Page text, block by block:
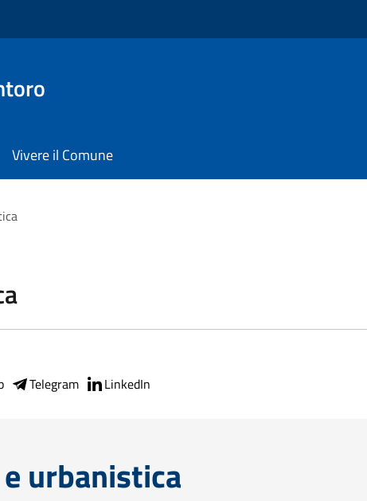
Vivere il Comune
Telegram LinkedIn
urbanistica